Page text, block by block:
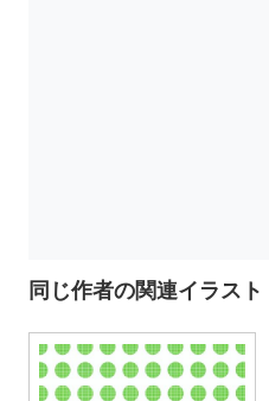
同じ作者の関連イラスト